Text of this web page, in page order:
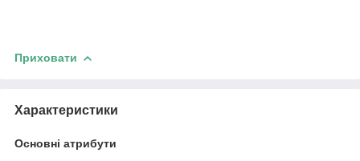
Приховати
Характеристики
Основні атрибути